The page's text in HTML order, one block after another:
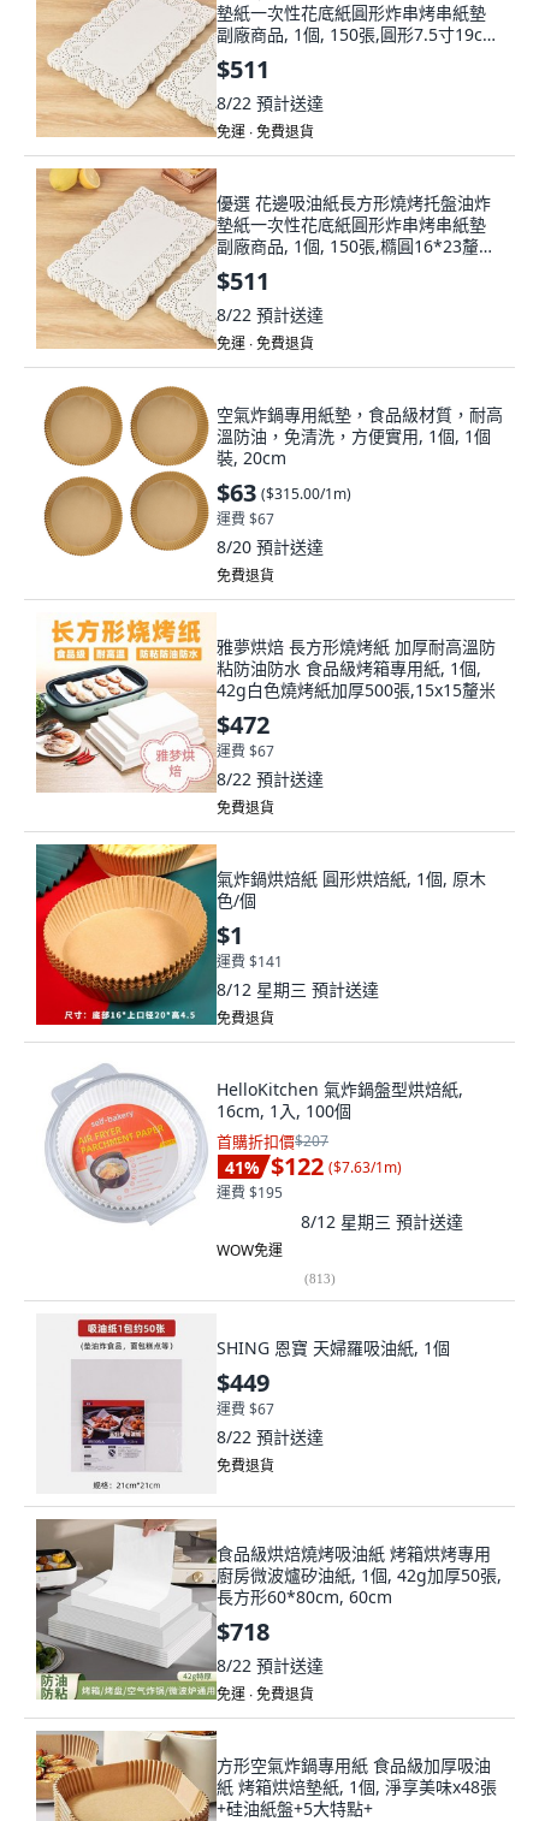
墊紙一次性花底紙圓形炸串烤串紙墊
副廠商品, 1個, 150張,圓形7.5寸19cm
加厚
$511
8/22 預計送達
免運 ∙ 免費退貨
優選 花邊吸油紙長方形燒烤托盤油炸
墊紙一次性花底紙圓形炸串烤串紙墊
副廠商品, 1個, 150張,橢圓16*23釐米
加厚
$511
8/22 預計送達
免運 ∙ 免費退貨
空氣炸鍋專用紙墊，食品級材質，耐高
溫防油，免清洗，方便實用, 1個, 1個
裝, 20cm
$63 ($315.00/1m)
運費 $67
8/20 預計送達
免費退貨
雅夢烘焙 長方形燒烤紙 加厚耐高溫防
粘防油防水 食品級烤箱專用紙, 1個,
42g白色燒烤紙加厚500張,15x15釐米
$472
運費 $67
8/22 預計送達
免費退貨
氣炸鍋烘焙紙 圓形烘焙紙, 1個, 原木
色/個
$1
運費 $141
8/12 星期三 預計送達
免費退貨
HelloKitchen 氣炸鍋盤型烘焙紙,
16cm, 1入, 100個
首購折扣價$207
41% $122 ($7.63/1m)
運費 $195
8/12 星期三 預計送達
WOW免運
(813)
SHING 恩寶 天婦羅吸油紙, 1個
$449
運費 $67
8/22 預計送達
免費退貨
食品級烘焙燒烤吸油紙 烤箱烘烤專用
廚房微波爐矽油紙, 1個, 42g加厚50張,
長方形60*80cm, 60cm
$718
8/22 預計送達
免運 ∙ 免費退貨
方形空氣炸鍋專用紙 食品級加厚吸油
紙 烤箱烘焙墊紙, 1個, 淨享美味x48張
+硅油紙盤+5大特點+